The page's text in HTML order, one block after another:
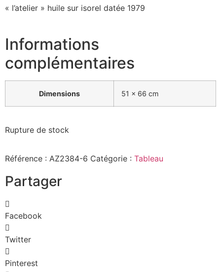
« l’atelier » huile sur isorel datée 1979
Informations
complémentaires
Dimensions 51 × 66 cm
Rupture de stock
Référence : AZ2384-6 Catégorie : Tableau
Partager
Facebook
Twitter
Pinterest